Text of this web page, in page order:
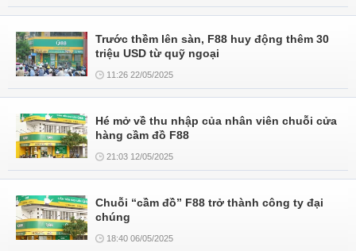
Trước thềm lên sàn, F88 huy động thêm 30
triệu USD từ quỹ ngoại
11:26 22/05/2025
Hé mở về thu nhập của nhân viên chuỗi cửa
hàng cầm đồ F88
21:03 12/05/2025
Chuỗi “cầm đồ” F88 trở thành công ty đại
chúng
18:40 06/05/2025